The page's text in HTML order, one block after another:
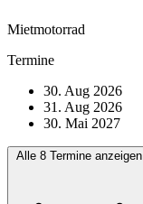
Mietmotorrad
Termine
30. Aug 2026
31. Aug 2026
30. Mai 2027
Alle 8 Termine anzeigen